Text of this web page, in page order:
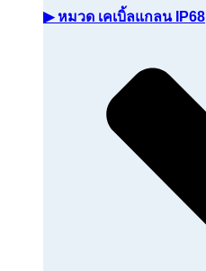
▶ หมวด เคเบิ้ลแกลน IP68